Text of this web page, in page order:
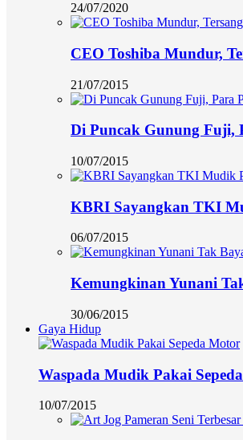
24/07/2020
CEO Toshiba Mundur,
21/07/2015
Di Puncak Gunung Fuji,
10/07/2015
KBRI Sayangkan TKI
06/07/2015
Kemungkinan Yunani
30/06/2015
Gaya Hidup
Waspada Mudik Pakai
10/07/2015